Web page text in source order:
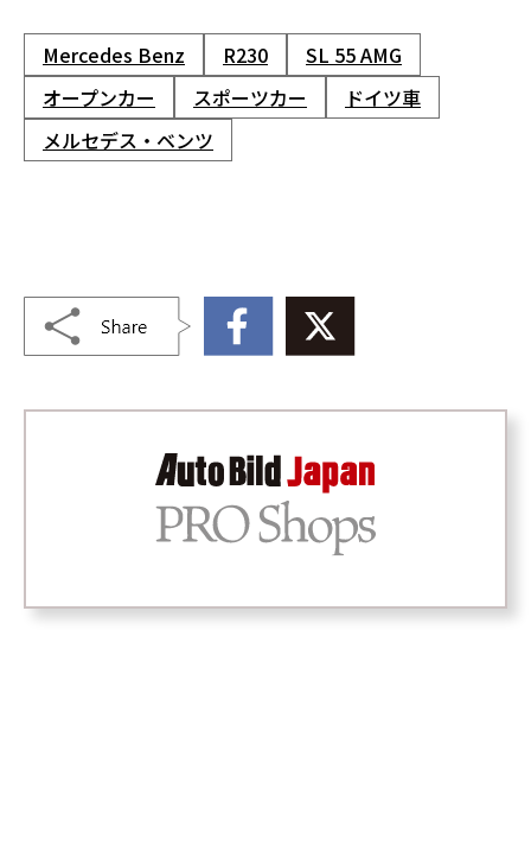
Mercedes Benz R230
SL 55 AMG
オープンカー
スポーツカー
ドイツ車
メルセデス・ベンツ